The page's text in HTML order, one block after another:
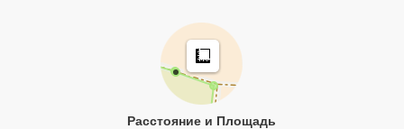
Расстояние и Площадь